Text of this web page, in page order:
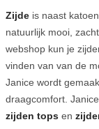
Zijde is naast
natuurlijk mooi,
webshop kun je
vinden van van de
Janice wordt
draagcomfort.
zijden tops en